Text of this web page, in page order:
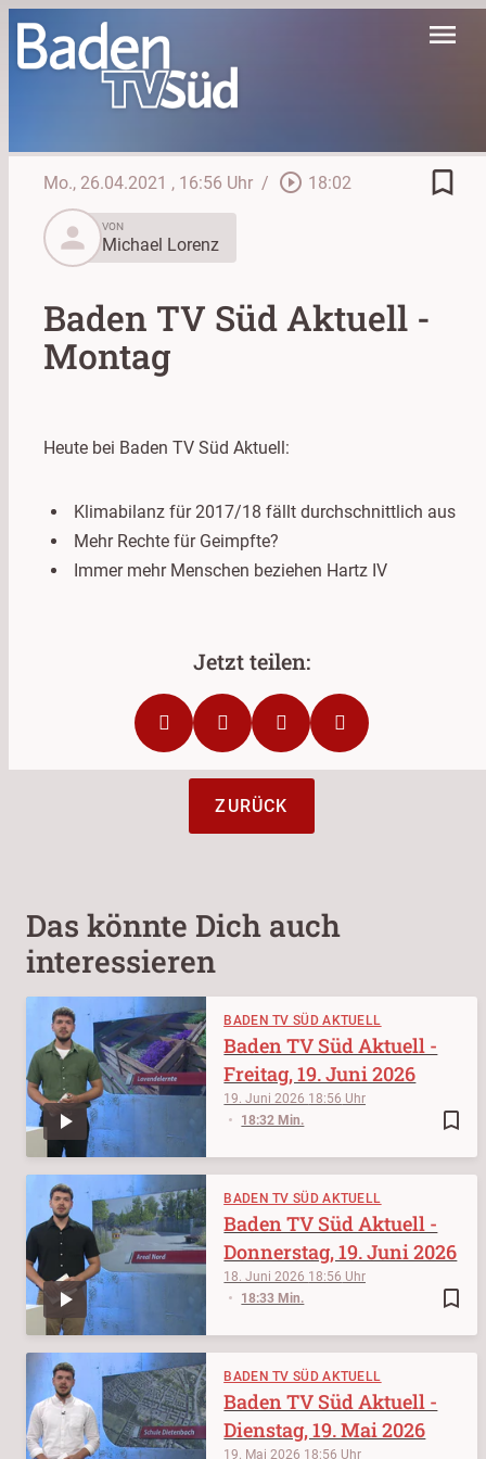
menu
Mo., 26.04.2021 , 16:56 Uhr / play_circle_outline 18:02
bookmark_border
person
VON
Michael Lorenz
Baden TV Süd Aktuell -
Montag
Heute bei Baden TV Süd Aktuell:
Klimabilanz für 2017/18 fällt durchschnittlich aus
Mehr Rechte für Geimpfte?
Immer mehr Menschen beziehen Hartz IV
ZURÜCK
Das könnte Dich auch
interessieren
BADEN TV SÜD AKTUELL
bookmark_border
19. Juni 2026 18:56
18:32 Min.
Baden TV Süd Aktuell -
Freitag, 19. Juni 2026
BADEN TV SÜD AKTUELL
bookmark_border
18. Juni 2026 18:56
18:33 Min.
Baden TV Süd Aktuell -
Donnerstag, 19. Juni 2026
BADEN TV SÜD AKTUELL
19. Mai 2026 18:56
Baden TV Süd Aktuell -
Dienstag, 19. Mai 2026